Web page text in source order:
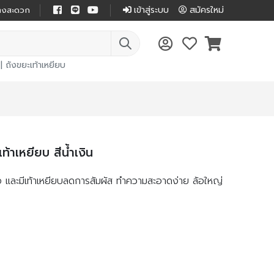
สะดวก เข้าสู่ระบบ สมัครใหม่
ถังขยะเท้าเหยียบ
าเหยียบ สีน้ำเงิน
ะมีเท้าเหยียบลดการสัมผัส ทำความสะอาดง่าย ล้อใหญ่